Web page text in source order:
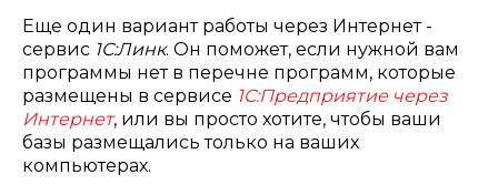
Еще один вариант работы через Интернет -
сервис 1С:Линк. Он поможет, если нужной вам
программы нет в перечне программ, которые
размещены в сервисе 1С:Предприятие через
Интернет, или вы просто хотите, чтобы ваши
базы размещались только на ваших
компьютерах.